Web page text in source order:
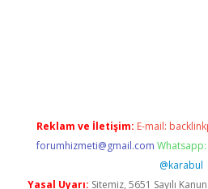
Reklam ve İletişim: E-mail:
forumhizmeti@gmail.com
@karabul
Yasal Uyarı: Sitemiz, 5651 Sayılı